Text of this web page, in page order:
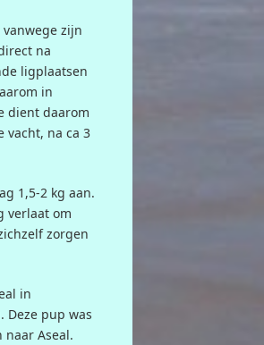
zijn
na
ligplaatsen
in
dient daarom
vacht, na ca 3
1,5-2 kg aan.
verlaat om
zorgen
in
Deze pup was
Aseal.